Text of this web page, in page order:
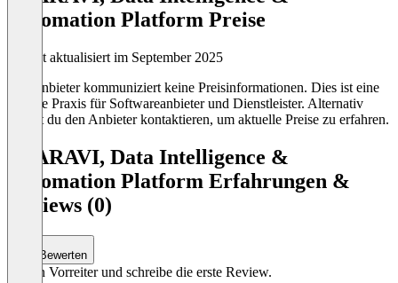
Automation Platform Preise
Zuletzt aktualisiert im September 2025
Der Anbieter kommuniziert keine Preisinformationen. Dies ist eine
übliche Praxis für Softwareanbieter und Dienstleister. Alternativ
kannst du den Anbieter kontaktieren, um aktuelle Preise zu erfahren.
APARAVI, Data Intelligence &
Automation Platform Erfahrungen &
Reviews (0)
Bewerten
Sei ein Vorreiter und schreibe die erste Review.